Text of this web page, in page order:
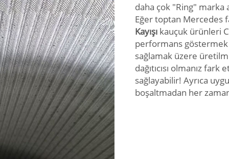
daha çok "Ring" marka
Eğer toptan Mercedes
Kayışı kauçuk ürünleri
performans göstermek
sağlamak üzere
dağıtıcısı olmanız fark
sağlayabilir! Ayrıca
boşaltmadan her